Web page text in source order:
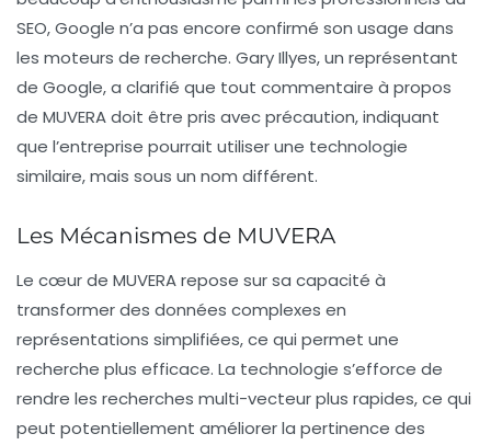
SEO, Google n’a pas encore confirmé son usage dans
les moteurs de recherche. Gary Illyes, un représentant
de Google, a clarifié que tout commentaire à propos
de MUVERA doit être pris avec précaution, indiquant
que l’entreprise pourrait utiliser une technologie
similaire, mais sous un nom différent.
Les Mécanismes de MUVERA
Le cœur de MUVERA repose sur sa capacité à
transformer des données complexes en
représentations simplifiées, ce qui permet une
recherche plus efficace. La technologie s’efforce de
rendre les recherches multi-vecteurplus rapides, ce qui
peut potentiellement améliorer la pertinence des